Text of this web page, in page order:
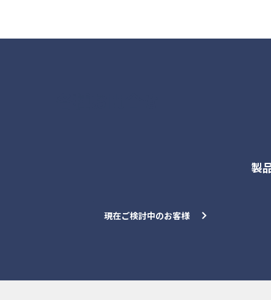
製
現在ご検討中のお客様